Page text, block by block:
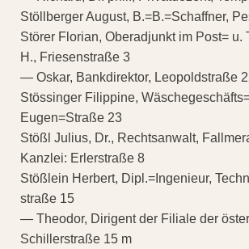
Stöllberger August, B.=B.=Schaffner,
Störer Florian, Oberadjunkt im Post= u.
H., Friesenstraße 3
— Oskar, Bankdirektor, Leopoldstraße
Stössinger Filippine,
Eugen=Straße 23
Stößl Julius, Dr., Rechtsanwalt,
Kanzlei: Erlerstraße 8
Stößlein Herbert, Dipl.=Ingenieur,
straße 15
— Theodor, Dirigent der Filiale der
Schillerstraße 15 m